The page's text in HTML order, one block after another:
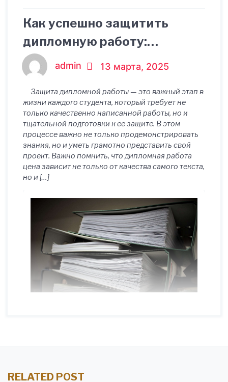
Как успешно защитить
дипломную работу:
подготовка, презентация,
ответы на вопросы
admin 13 марта, 2025
Защита дипломной работы — это важный этап в
жизни каждого студента, который требует не
только качественно написанной работы, но и
тщательной подготовки к ее защите. В этом
процессе важно не только продемонстрировать
знания, но и уметь грамотно представить свой
проект. Важно помнить, что дипломная работа
цена зависит не только от качества самого текста,
но и […]
RELATED POST